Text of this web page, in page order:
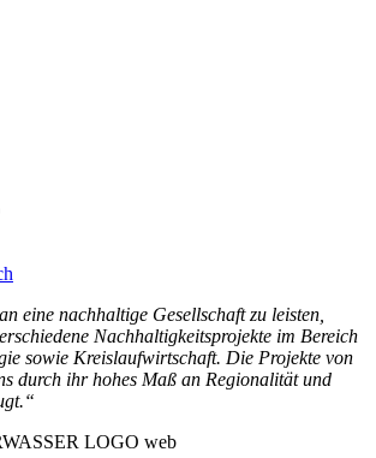
eine nachhaltige Gesellschaft zu leisten,
Nachhaltigkeitsprojekte im Bereich
sowie Kreislaufwirtschaft. Die Projekte von
durch ihr hohes Maß an Regionalität und